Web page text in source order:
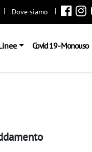
| Dove siamo |
Covid 19 - Monouso